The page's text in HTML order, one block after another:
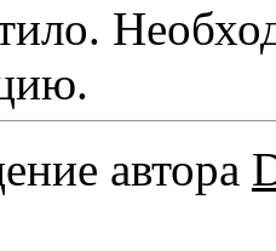
автора